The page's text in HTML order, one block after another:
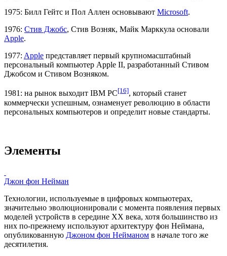
1975: Билл Гейтс и Пол Аллен основывают Microsoft.
1976: Стив Джобс, Стив Возняк, Майк Марккула основали
Apple.
1977: Apple представляет первый крупномасштабный
персональный компьютер Apple II, разработанный Стивом
Джобсом и Стивом Возняком.
1981: на рынок выходит IBM PC[16], который станет
коммерчески успешным, ознаменует революцию в области
персональных компьютеров и определит новые стандарты.
Элементы
Джон фон Нейман
Технологии, используемые в цифровых компьютерах,
значительно эволюционировали с момента появления первых
моделей устройств в середине XX века, хотя большинство из
них по-прежнему используют архитектуру фон Неймана,
опубликованную Джоном фон Нейманом в начале того же
десятилетия.